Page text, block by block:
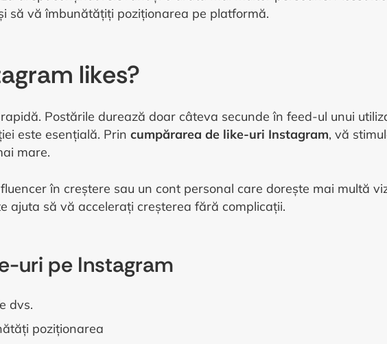
să vă îmbunătățiți poziționarea pe platformă.
likes?
Postările durează doar câteva secunde în feed-ul unui
este esențială. Prin cumpărarea de like-uri Instagram, vă
mare.
în creștere sau un cont personal care dorește mai multă
ajuta să vă accelerați creșterea fără complicații.
uri pe Instagram
dvs.
poziționarea